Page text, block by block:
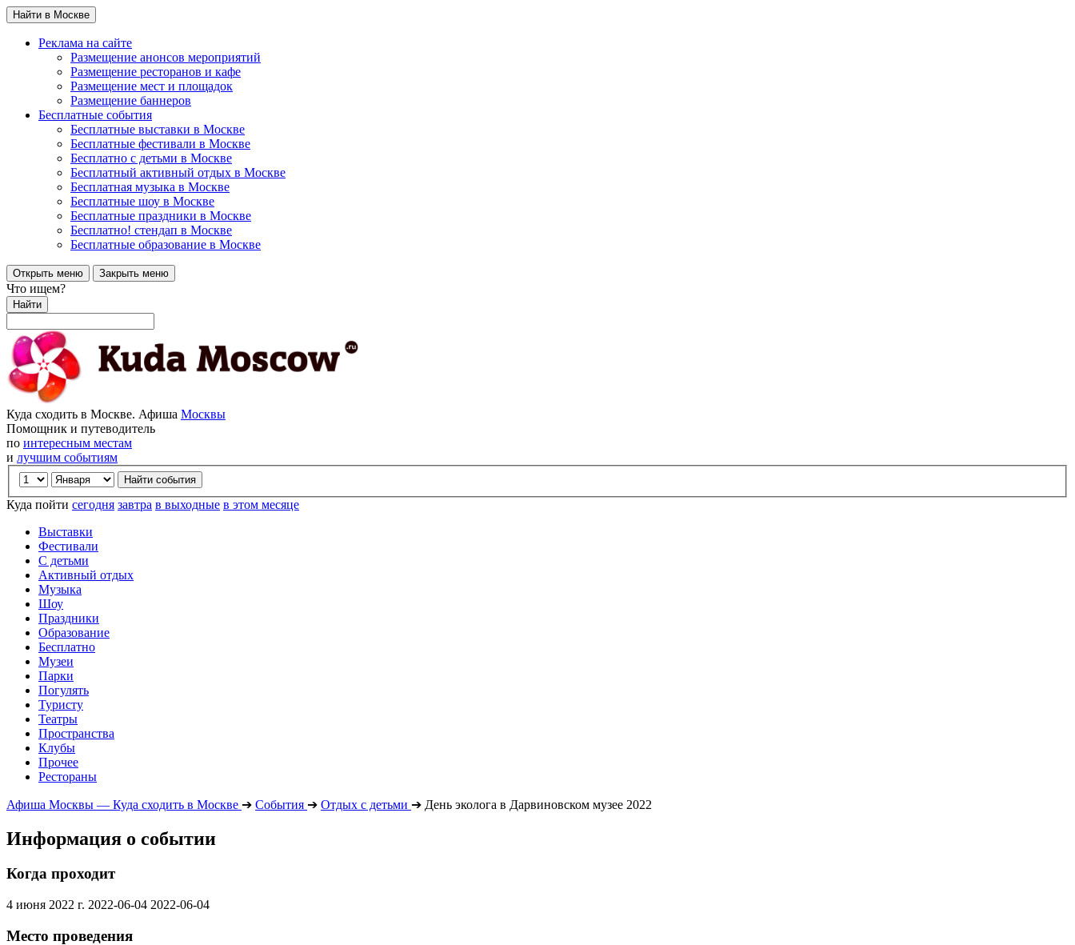
Найти в Москве
Реклама на сайте
Размещение анонсов мероприятий
Размещение ресторанов и кафе
Размещение мест и площадок
Размещение баннеров
Бесплатные события
Бесплатные выставки в Москве
Бесплатные фестивали в Москве
Бесплатно с детьми в Москве
Бесплатный активный отдых в Москве
Бесплатная музыка в Москве
Бесплатные шоу в Москве
Бесплатные праздники в Москве
Бесплатно! стендап в Москве
Бесплатные образование в Москве
Открыть меню Закрыть меню
Что ищем?
Найти
Куда сходить в Москве. Афиша Москвы
Помощник и путеводитель
по интересным местам
и лучшим событиям
Куда пойти сегодня завтра в выходные в этом месяце
Выставки
Фестивали
С детьми
Активный отдых
Музыка
Шоу
Праздники
Образование
Бесплатно
Музеи
Парки
Погулять
Туристу
Театры
Пространства
Клубы
Прочее
Рестораны
Афиша Москвы — Куда сходить в Москве ➔ События ➔ Отдых с детьми ➔ День эколога в Дарвиновском музее 2022
Информация о событии
Когда проходит
4 июня 2022 г. 2022-06-04 2022-06-04
Место проведения